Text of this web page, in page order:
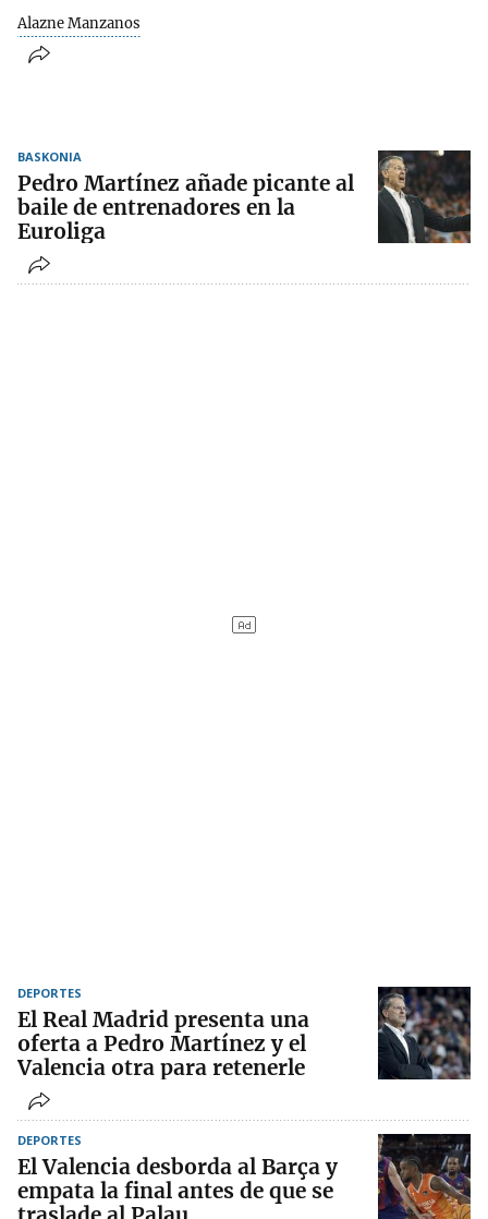
Alazne Manzanos
BASKONIA
Pedro Martínez añade picante al
baile de entrenadores en la
Euroliga
DEPORTES
El Real Madrid presenta una
oferta a Pedro Martínez y el
Valencia otra para retenerle
DEPORTES
El Valencia desborda al Barça y
empata la final antes de que se